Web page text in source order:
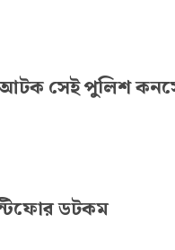
সেই পুলিশ
ডটকম